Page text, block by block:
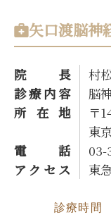
矢口渡脳神
院長
村
診療内容
脳
所在地
〒
東
電話
03-
アクセス
東